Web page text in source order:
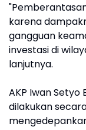
karena
gangguan
investasi di
lanjutnya.
AKP Iwan
dilakukan